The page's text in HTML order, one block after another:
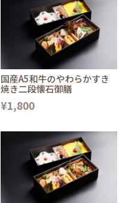
国産A5和牛のやわらかすき
焼き二段懐石御膳
¥1,800